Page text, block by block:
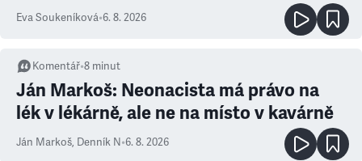
Eva Soukeníková•6. 8. 2026
Komentář•8 minut
Ján Markoš: Neonacista má právo na
lék v lékárně, ale ne na místo v kavárně
Ján Markoš, Denník N•6. 8. 2026